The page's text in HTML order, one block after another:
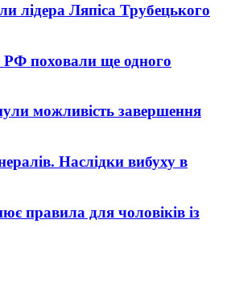
лідера Ляпіса Трубецького
РФ поховали ще одного
можливість завершення
Наслідки вибуху в
правила для чоловіків із